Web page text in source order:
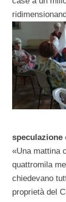
speculazione
«Una mattina
quattromila
chiedevano
proprietà del